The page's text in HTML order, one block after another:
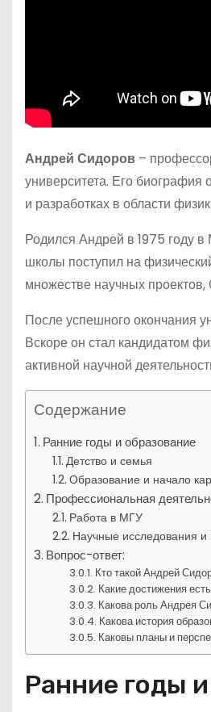
Андрей Сидоров –
университета. Его
и разработках в области
Родился Андрей в 1975 году
школы поступил на
множестве научных
После успешного окончания
Вскоре он стал кандидатом
активной научной
Содержание
Ранние годы и образование
Детство и семья
Образование и начало
Профессиональная
Работа в МГУ
Научные исследования и
Вопрос-ответ:
Кто такой Андрей
Какие достижения
Какова роль Андрея
Какова история
Каковы планы и
Ранние годы